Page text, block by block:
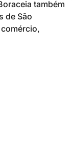
também
de São